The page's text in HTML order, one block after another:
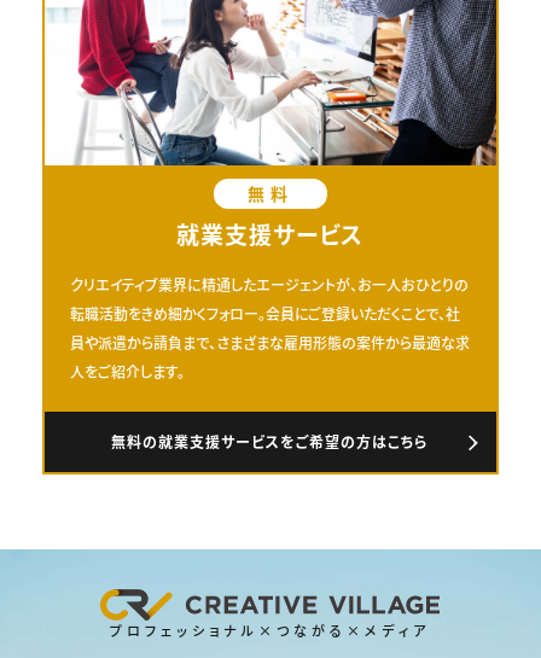
無料
就業支援サービス
クリエイティブ業界に精通したエージェントが、お一人おひとりの
転職活動をきめ細かくフォロー。会員にご登録いただくことで、社
員や派遣から請負まで、さまざまな雇用形態の案件から最適な求
人をご紹介します。
無料の就業支援サービスをご希望の方はこちら
プロフェッショナル×つながる×メディア